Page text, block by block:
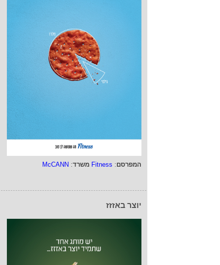
המפרסם:
Fitness משרד:
McCANN
יוצר באזזז